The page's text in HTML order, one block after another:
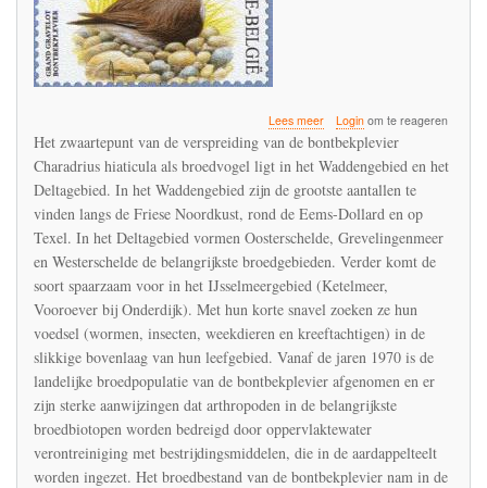
Lees meerover
De
bontbekplevier
dreigt
als
broedvogel
te
sterven
door
met
bestrijdingsmiddelen
Loginom te reageren
Het zwaartepunt van de verspreiding van de bontbekplevier
Charadrius hiaticula als broedvogel ligt in het Waddengebied en het
Deltagebied. In het Waddengebied zijn de grootste aantallen te
vinden langs de Friese Noordkust, rond de Eems-Dollard en op
Texel. In het Deltagebied vormen Oosterschelde, Grevelingenmeer
en Westerschelde de belangrijkste broedgebieden. Verder komt de
soort spaarzaam voor in het IJsselmeergebied (Ketelmeer,
Vooroever bij Onderdijk). Met hun korte snavel zoeken ze hun
voedsel (wormen, insecten, weekdieren en kreeftachtigen) in de
slikkige bovenlaag van hun leefgebied. Vanaf de jaren 1970 is de
landelijke broedpopulatie van de bontbekplevier afgenomen en er
zijn sterke aanwijzingen dat arthropoden in de belangrijkste
broedbiotopen worden bedreigd door oppervlaktewater
verontreiniging met bestrijdingsmiddelen, die in de aardappelteelt
worden ingezet. Het broedbestand van de bontbekplevier nam in de